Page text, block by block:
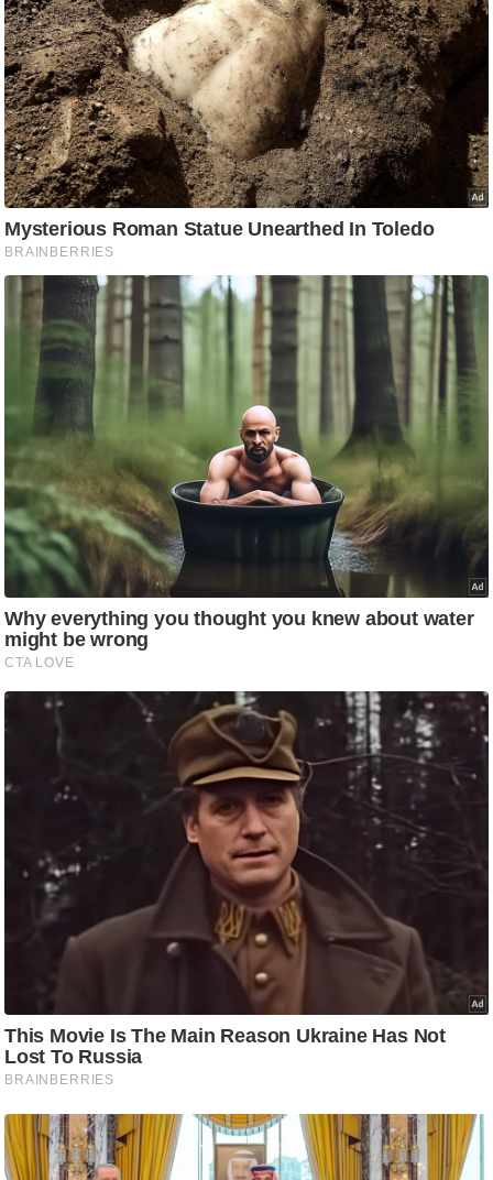
g
N
e
w
s
ला
इ
फ
स्टा
इ
ल
क्नॉ
लॉ
जी
ब्यू
टी
/
फै
श
न
घ
रे
लू
न
स्थ
ने
स
मं
रि
ले